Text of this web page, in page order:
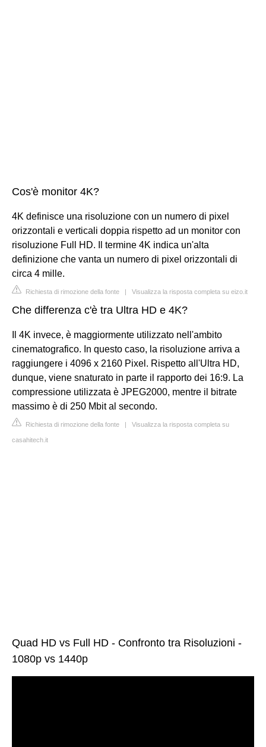
Cos'è monitor 4K?
4K definisce una risoluzione con un numero di pixel
orizzontali e verticali doppia rispetto ad un monitor con
risoluzione Full HD. Il termine 4K indica un'alta
definizione che vanta un numero di pixel orizzontali di
circa 4 mille.
Richiesta di rimozione della fonte | Visualizza la risposta completa su eizo.it
Che differenza c'è tra Ultra HD e 4K?
Il 4K invece, è maggiormente utilizzato nell'ambito
cinematografico. In questo caso, la risoluzione arriva a
raggiungere i 4096 x 2160 Pixel. Rispetto all'Ultra HD,
dunque, viene snaturato in parte il rapporto dei 16:9. La
compressione utilizzata è JPEG2000, mentre il bitrate
massimo è di 250 Mbit al secondo.
Richiesta di rimozione della fonte | Visualizza la risposta completa su
casahitech.it
Quad HD vs Full HD - Confronto tra Risoluzioni -
1080p vs 1440p